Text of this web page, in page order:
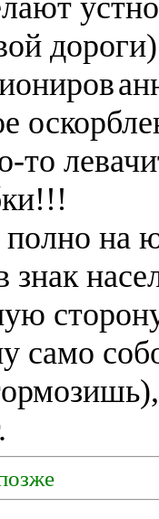
то
на
знак
само